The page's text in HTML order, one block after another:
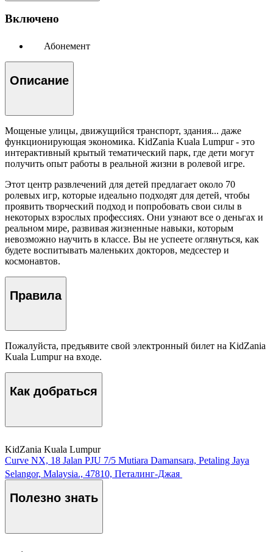
Включено
Абонемент
Описание
Мощеные улицы, движущийся транспорт, здания... даже
функционирующая экономика. KidZania Kuala Lumpur - это
интерактивный крытый тематический парк, где дети могут
получить опыт работы в реальной жизни в ролевой игре.
Этот центр развлечений для детей предлагает около 70
ролевых игр, которые идеально подходят для детей, чтобы
проявить творческий подход и попробовать свои силы в
некоторых взрослых профессиях. Они узнают все о деньгах и
реальном мире, развивая жизненные навыки, которым
невозможно научить в классе. Вы не успеете оглянуться, как
будете воспитывать маленьких докторов, медсестер и
космонавтов.
Правила
Пожалуйста, предъявите свой электронный билет на KidZania
Kuala Lumpur на входе.
Как добраться
KidZania Kuala Lumpur
Curve NX, 18 Jalan PJU 7/5 Mutiara Damansara, Petaling Jaya
Selangor, Malaysia., 47810, Петалинг-Джая
Полезно знать